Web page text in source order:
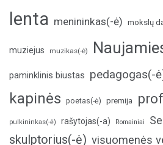
lenta menininkas(-ė) mokslų
muziejus muzikas(-ė)
paminklinis biustas pedagogas(-
kapinės poetas(-ė) premija
pulkininkas(-ė) rašytojas(-a) Romainiai
skulptorius(-ė) visuomenės